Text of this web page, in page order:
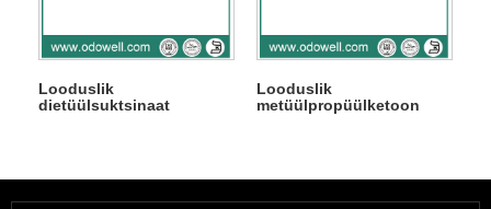
Looduslik
dietüülsuktsinaat
Looduslik
metüülpropüülketoon